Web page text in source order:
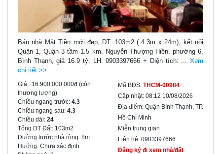
Bán nhà Mặt Tiền mới đẹp, DT: 103m2 ( 4.3m x 24m), kết nối
Quận 1, Quận 3 tầm 1.5 km. Nguyễn Thượng Hiền, phường 6,
Bình Thạnh, giá 16.9 tỷ. LH: 0903397666 + Diện tích: ... Xem
chi tiết >>
Giá : 16.900.000.000đ (còn
thương lượng)
Chiều ngang trước: 4.3
Chiều ngang sau: 4.3
Chiều dài: 24
Tổng DT Đất: 103m2
Đường trước nhà rộng: 8m
Hướng: Chưa xác định
Mã BĐS: THCM-00984
Cập nhật: 08:12 10/08/2026
Địa điểm: Quận Bình Thạnh, TP.
Hồ Chí Minh
Miễn trung gian
Liên hệ: 0903397666
Đăng ký đi xem nhà/đất